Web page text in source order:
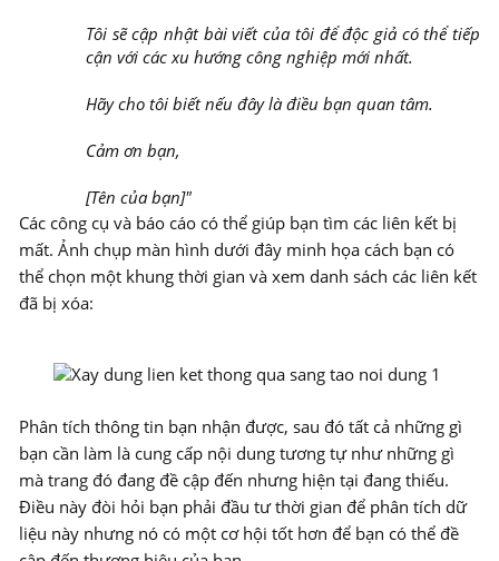
Tôi sẽ cập nhật bài viết của tôi để độc giả có thể tiếp
cận với các xu hướng công nghiệp mới nhất.
Hãy cho tôi biết nếu đây là điều bạn quan tâm.
Cảm ơn bạn,
[Tên của bạn]"
Các công cụ và báo cáo có thể giúp bạn tìm các liên kết bị
mất. Ảnh chụp màn hình dưới đây minh họa cách bạn có
thể chọn một khung thời gian và xem danh sách các liên kết
đã bị xóa:
Phân tích thông tin bạn nhận được, sau đó tất cả những gì
bạn cần làm là cung cấp nội dung tương tự như những gì
mà trang đó đang đề cập đến nhưng hiện tại đang thiếu.
Điều này đòi hỏi bạn phải đầu tư thời gian để phân tích dữ
liệu này nhưng nó có một cơ hội tốt hơn để bạn có thể đề